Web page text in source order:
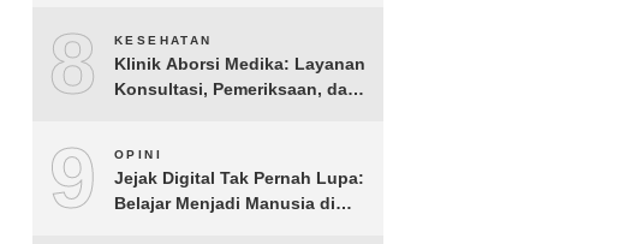
8 KESEHATAN
Klinik Aborsi Medika: Layanan
Konsultasi, Pemeriksaan, dan
9 OPINI
Jejak Digital Tak Pernah Lupa:
Belajar Menjadi Manusia di